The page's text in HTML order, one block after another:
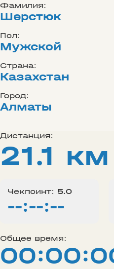
Фамилия:
Шерстюк
Пол:
Мужской
Страна:
Казахстан
Город:
Алматы
Дистанция:
21.1 км
Чекпоинт: 5.0
--:--:--
Общее время: